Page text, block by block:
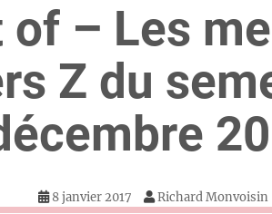
of – Les
Z du
8 janvier 2017 Richard Monvoisin